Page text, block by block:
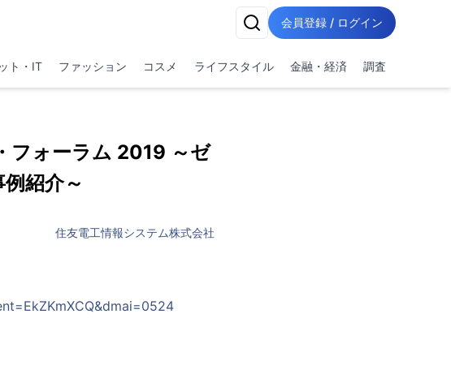
会員登録 / ログイン
ト・IT ファッション コスメ ライフスタイル 金融・経済 調査
フォーラム 2019 ～ゼ
紹介～
住友電工情報システム株式会社